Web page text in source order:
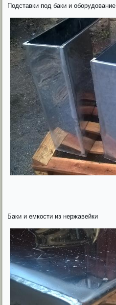
Подставки под баки и оборудование
Баки и емкости из нержавейки